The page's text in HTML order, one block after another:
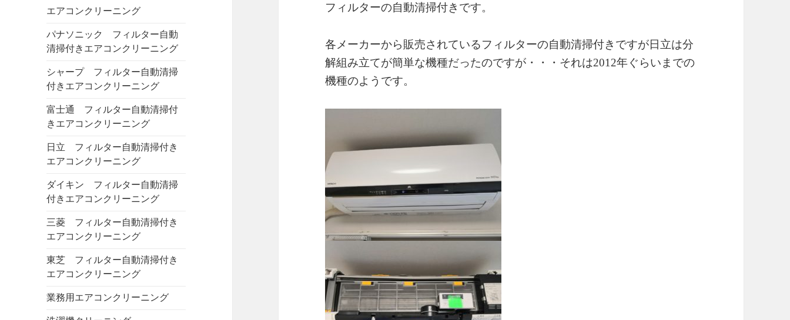
エアコンクリーニング
パナソニック フィルター自動
清掃付きエアコンクリーニング
シャープ フィルター自動清掃
付きエアコンクリーニング
富士通 フィルター自動清掃付
きエアコンクリーニング
日立 フィルター自動清掃付き
エアコンクリーニング
ダイキン フィルター自動清掃
付きエアコンクリーニング
三菱 フィルター自動清掃付き
エアコンクリーニング
東芝 フィルター自動清掃付き
エアコンクリーニング
業務用エアコンクリーニング
フィルターの自動清掃付きです。
各メーカーから販売されているフィルターの自動清掃付きですが日立は分
解組み立てが簡単な機種だったのですが・・・それは2012年ぐらいまでの
機種のようです。